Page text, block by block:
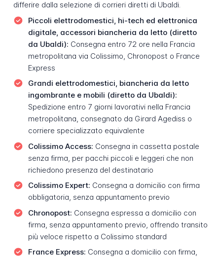
differire dalla selezione di corrieri diretti di Ubaldi.
Piccoli elettrodomestici, hi-tech ed elettronica
digitale, accessori biancheria da letto (diretto
da Ubaldi): Consegna entro 72 ore nella Francia
metropolitana via Colissimo, Chronopost o France
Express
Grandi elettrodomestici, biancheria da letto
ingombrante e mobili (diretto da Ubaldi):
Spedizione entro 7 giorni lavorativi nella Francia
metropolitana, consegnato da Girard Agediss o
corriere specializzato equivalente
Colissimo Access: Consegna in cassetta postale
senza firma, per pacchi piccoli e leggeri che non
richiedono presenza del destinatario
Colissimo Expert: Consegna a domicilio con firma
obbligatoria, senza appuntamento previo
Chronopost: Consegna espressa a domicilio con
firma, senza appuntamento previo, offrendo transito
più veloce rispetto a Colissimo standard
France Express: Consegna a domicilio con firma,